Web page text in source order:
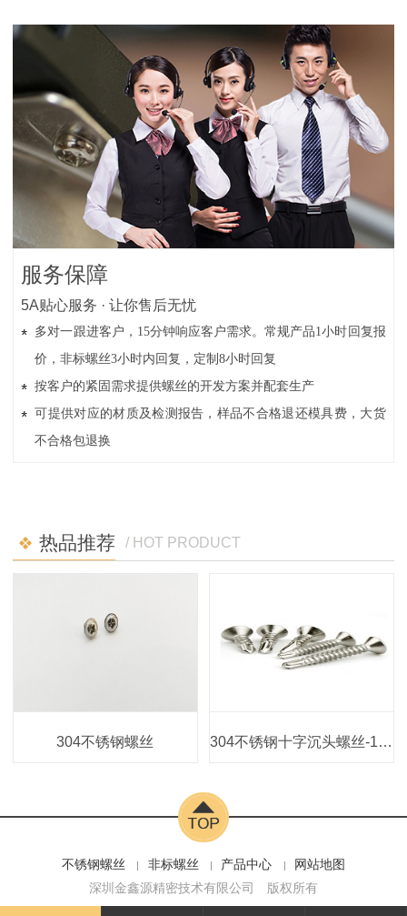
服务保障
5A贴心服务 · 让你售后无忧
多对一跟进客户，15分钟响应客户需求。常规产品1小时回复报
价，非标螺丝3小时内回复，定制8小时回复
按客户的紧固需求提供螺丝的开发方案并配套生产
可提供对应的材质及检测报告，样品不合格退还模具费，大货
不合格包退换
热品推荐 / HOT PRODUCT
304不锈钢螺丝 304不锈钢十字沉头螺丝-15年技术沉淀
不锈钢螺丝 非标螺丝 产品中心
网站地图
深圳金鑫源精密技术有限公司
版权所有